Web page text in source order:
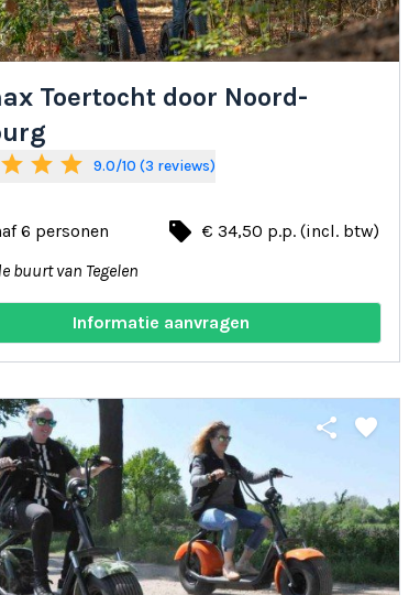
Toertocht door Noord-
star star star 9.0/10 (3 reviews)
6 personen local_offer € 34,50 p.p. (incl. btw)
buurt van Tegelen
Informatie aanvragen
share favorite